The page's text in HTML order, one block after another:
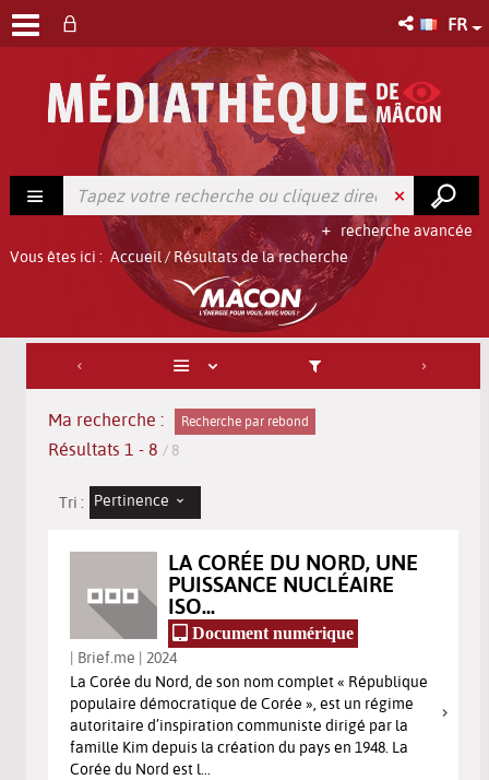
FR
recherche avancée
Vous êtes ici : Accueil/ Résultats de la recherche
Ma recherche : Recherche par rebond
Résultats 1 - 8 / 8
Tri : Pertinence
LA CORÉE DU NORD, UNE
PUISSANCE NUCLÉAIRE
ISO...
Document numérique
| Brief.me | 2024
La Corée du Nord, de son nom complet « République
populaire démocratique de Corée », est un régime
autoritaire d’inspiration communiste dirigé par la
famille Kim depuis la création du pays en 1948. La
Corée du Nord est l...